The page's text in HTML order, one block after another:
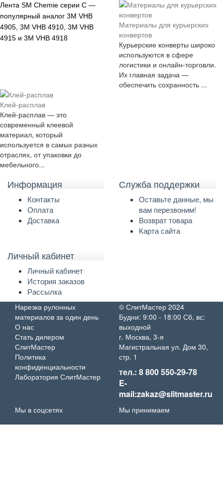
Лента SM Chemie серии С —
популярный аналог 3M VHB
4905, 3M VHB 4910, 3M VHB
4915 и 3M VHB 4918
Материалы для курьерских
конвертов
Курьерские конверты широко
используются в сфере
логистики и онлайн-торговли.
Их главная задача —
обеспечить сохранность ...
Клей-расплав
Клей-расплав — это
современный клеевой
материал, который
используется в самых разных
отраслях, от упаковки до
мебельного...
Информация
Контакты
Оплата
Доставка
Служба поддержки
Оставьте данные, мы
вам перезвоним!
Возврат товара
Карта сайта
Личный кабинет
Личный кабинет
История заказов
Рассылка
Нарезка рулонных
материалов за один день
О нас
Стать дилером
СлитМастер
Политика
конфиденциальности
Лаборатория СлитМастер
© СлитМастер 2024
Будни: 9:00 - 18:00 Сб, вс:
выходной
г. Москва, 3-я
Магистральная ул. Дом 30,
стр. 1
тел.: 8 800 550-29-78
E-
mail:zakaz@slitmaster.ru
Мы в соцсетях Мы принимаем